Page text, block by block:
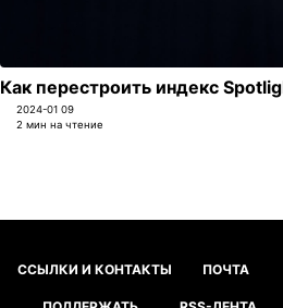
Как перестроить индекс
2024-01 09
2 мин на чтение
ССЫЛКИ И КОНТАКТЫ ПОЧТА